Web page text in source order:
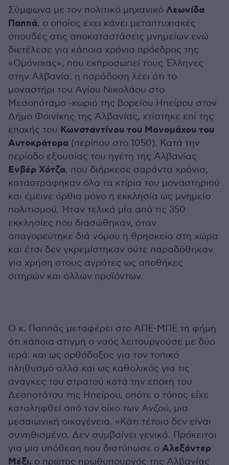
Σύμφωνα με τον πολιτικό μηχανικό Λεωνίδα
Παππά, ο οποίος έχει κάνει μεταπτυχιακές
σπουδές στις αποκαταστάσεις μνημείων ενώ
διετέλεσε για κάποια χρόνια πρόεδρος της
«Ομόνοιας», που εκπροσωπεί τους Έλληνες
στην Αλβανία, η παράδοση λέει ότι το
μοναστήρι του Αγίου Νικολάου στο
Μεσοπόταμο -χωριό της βορείου Ηπείρου στον
Δήμο Φοινίκης της Αλβανίας, χτίστηκε επί της
εποχής του Κωνσταντίνου του Μονομάχου του
Αυτοκράτορα (περίπου στο 1050). Κατά την
περίοδο εξουσίας του ηγέτη της Αλβανίας
Ενβέρ Χότζα, που διήρκεσε σαράντα χρόνια,
καταστράφηκαν όλα τα κτίρια του μοναστηριού
και έμεινε όρθια μόνο η εκκλησία ως μνημείο
πολιτισμού. Ήταν τελικά μία από τις 350
εκκλησίες που διασώθηκαν, όταν
απαγορεύτηκε διά νόμου η θρησκεία στη χώρα
και έτσι δεν γκρεμίστηκαν ούτε παραδόθηκαν
για χρήση στους αγρότες ως αποθήκες
σιτηρών και άλλων προϊόντων.
Ο κ. Παππάς μεταφέρει στο ΑΠΕ-ΜΠΕ τη φήμη
ότι κάποια στιγμή ο ναός λειτουργούσε με δύο
ιερά: και ως ορθόδοξος για τον τοπικό
πληθυσμό αλλά και ως καθολικός για τις
ανάγκες του στρατού κατά την εποχή του
Δεσποτάτου της Ηπείρου, οπότε ο τόπος είχε
καταληφθεί από τον οίκο των Ανζού, μια
μεσαιωνική οικογένεια. «Κάτι τέτοιο δεν είναι
συνηθισμένο. Δεν συμβαίνει γενικά. Πρόκειται
για μια υπόθεση που διατύπωσε ο Αλεξάντερ
Μέξι, ο πρώτος πρωθυπουργός της Αλβανίας